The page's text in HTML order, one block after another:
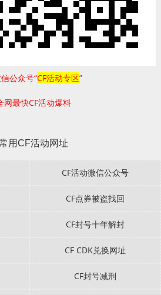
公众号“CF活动专区”
网最快CF活动爆料
用CF活动网址
CF活动微信公众号
CF点券被盗找回
CF封号十年解封
CF CDK兑换网址
CF封号减刑